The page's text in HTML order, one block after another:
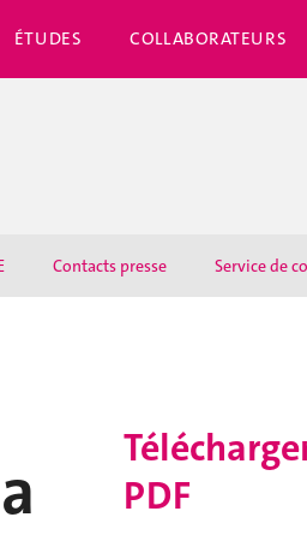
ÉTUDES COLLABORATEURS
Contacts presse Service de
PDF